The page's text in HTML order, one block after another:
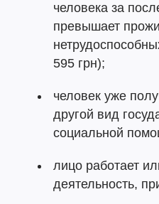
человека за
превышает
595 грн);
человек уже
другой вид
социальной
лицо работает
деятельность,